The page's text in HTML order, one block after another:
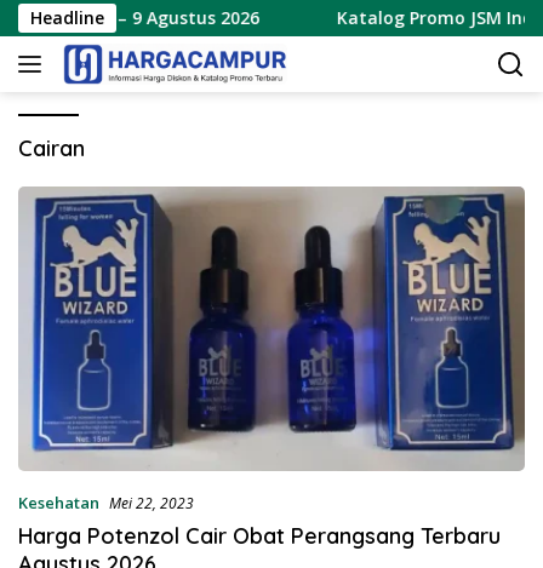
Langsung
ke
konten
Headline7 – 9 Agustus 2026 Katalog Promo JSM
Cairan
Kesehatan Mei 22, 2023
Harga Potenzol Cair Obat Perangsang Terbaru